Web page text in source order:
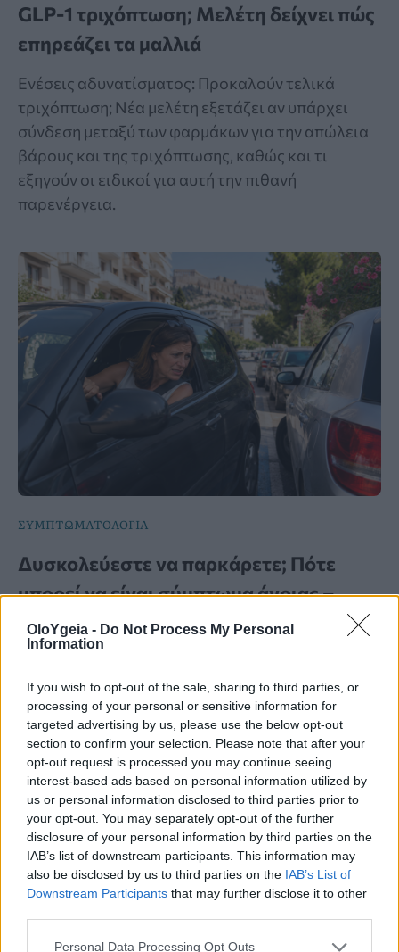
OloYgeia - Do Not Process My Personal
Information
If you wish to opt-out of the sale, sharing to third parties, or
processing of your personal or sensitive information for
targeted advertising by us, please use the below opt-out
section to confirm your selection. Please note that after your
opt-out request is processed you may continue seeing
interest-based ads based on personal information utilized by
us or personal information disclosed to third parties prior to
your opt-out. You may separately opt-out of the further
disclosure of your personal information by third parties on the
IAB’s list of downstream participants. This information may
also be disclosed by us to third parties on the IAB’s List of
Downstream Participants that may further disclose it to other
Personal Data Processing Opt Outs
GLP-1 τριχόπτωση; Μελέτη δείχνει πώς
επηρεάζει τα μαλλιά
Ενέσεις αδυνατίσματος: Προκαλούν τελικά
τριχόπτωση; Νέα μελέτη εξετάζει αν υπάρχει
σύνδεση μεταξύ των φαρμάκων για την απώλεια
βάρους και της τριχόπτωσης, καθώς και τι
εξηγούν οι ειδικοί για αυτή την πιθανή
παρενέργεια.
ΣΥΜΠΤΩΜΑΤΟΛΟΓΙΑ
Δυσκολεύεστε να παρκάρετε; Πότε
μπορεί να είναι σύμπτωμα άνοιας –
Εμφανίζεται πριν την απώλεια μνήμης
από τα πρώιμα συμπτώματα της άνοιας και να
εμφανιστεί πριν από την απώλεια μνήμης.
Ειδικούς προειδοποιεί τι να προσέξετε.